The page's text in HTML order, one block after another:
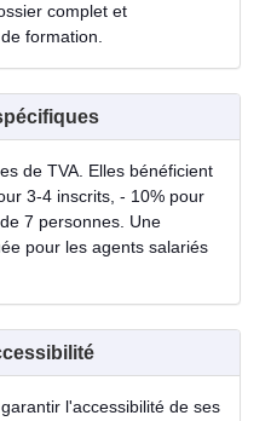
complet et
formation.
de TVA. Elles bénéficient
3-4 inscrits, - 10% pour
7 personnes. Une
pour les agents salariés
l'accessibilité de ses